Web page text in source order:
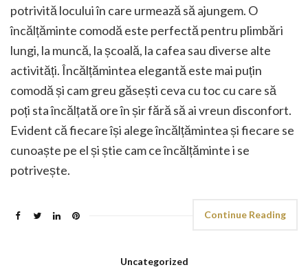
potrivită locului în care urmează să ajungem. O
încălțăminte comodă este perfectă pentru plimbări
lungi, la muncă, la școală, la cafea sau diverse alte
activități. Încălțămintea elegantă este mai puțin
comodă și cam greu găsești ceva cu toc cu care să
poți sta încălțată ore în șir fără să ai vreun disconfort.
Evident că fiecare își alege încălțămintea și fiecare se
cunoaște pe el și știe cam ce încălțăminte i se
potrivește.
Continue Reading
Uncategorized